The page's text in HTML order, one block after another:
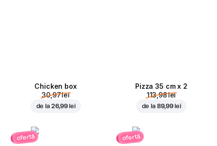
Chicken box
30,97 lei
de la 26,99 lei
Pizza 35 cm x 2
113,98 lei
de la 89,99 lei
ofertă ofertă